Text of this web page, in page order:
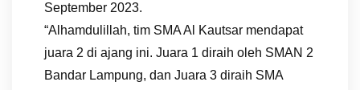
September 2023.
“Alhamdulillah, tim SMA Al Kautsar mendapat
juara 2 di ajang ini. Juara 1 diraih oleh SMAN 2
Bandar Lampung, dan Juara 3 diraih SMA